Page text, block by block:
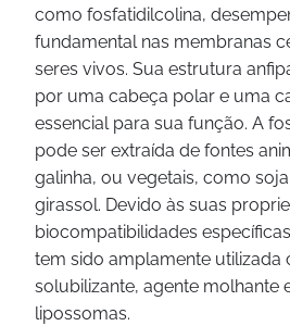
como fosfatidilcolina,
fundamental nas membranas
seres vivos. Sua estrutura
por uma cabeça polar e uma
essencial para sua função. A
pode ser extraída de fontes
galinha, ou vegetais, como
girassol. Devido às suas
biocompatibilidades
tem sido amplamente utilizada
solubilizante, agente molhante
lipossomas.